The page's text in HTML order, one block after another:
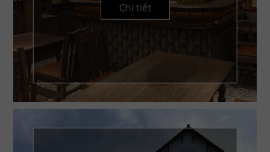
Chi tiết